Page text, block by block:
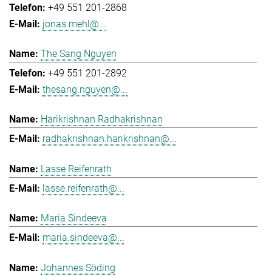
+49 551 201-2868
jonas.mehl@...
The Sang Nguyen
+49 551 201-2892
thesang.nguyen@...
Harikrishnan Radhakrishnan
radhakrishnan.harikrishnan@...
Lasse Reifenrath
lasse.reifenrath@...
Maria Sindeeva
maria.sindeeva@...
Johannes Söding